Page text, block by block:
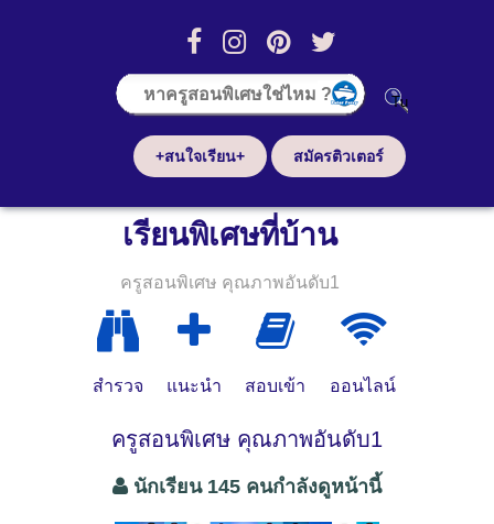
+สนใจเรียน+ สมัครติวเตอร์
เรียนพิเศษที่บ้าน
ครูสอนพิเศษ คุณภาพอันดับ1
สำรวจ แนะนำ สอบเข้า ออนไลน์
ครูสอนพิเศษ คุณภาพอันดับ1
นักเรียน 145 คนกำลังดูหน้านี้